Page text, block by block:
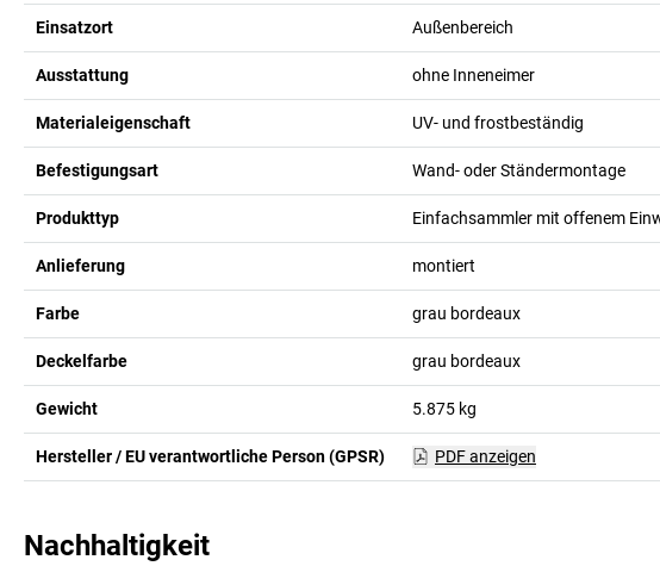
Einsatzort Außenbereich
Ausstattung ohne Inneneimer
Materialeigenschaft UV- und frostbeständig
Befestigungsart Wand- oder Ständermontage
Produkttyp Einfachsammler mit offenem
Anlieferung montiert
Farbe grau bordeaux
Deckelfarbe grau bordeaux
Gewicht 5.875 kg
Hersteller / EU verantwortliche Person (GPSR) PDF anzeigen
Nachhaltigkeit